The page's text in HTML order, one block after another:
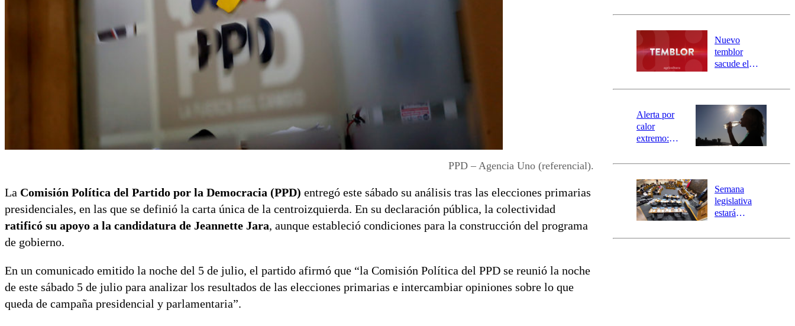
PPD – Agencia Uno (referencial).
La Comisión Política del Partido por la Democracia (PPD) entregó este sábado su análisis tras las elecciones primarias
presidenciales, en las que se definió la carta única de la centroizquierda. En su declaración pública, la colectividad
ratificó su apoyo a la candidatura de Jeannette Jara, aunque estableció condiciones para la construcción del programa
de gobierno.
En un comunicado emitido la noche del 5 de julio, el partido afirmó que “la Comisión Política del PPD se reunió la noche
de este sábado 5 de julio para analizar los resultados de las elecciones primarias e intercambiar opiniones sobre lo que
queda de campaña presidencial y parlamentaria”.
Carahue por
río Damas:
activa
mensajería
SAE
Nuevo
temblor
sacude el
revisa la
epicentro
Alerta por
calor
extremo:
activa Alerta
Preventiva en
tres comunas
Semana
legislativa
estará
el fin de la